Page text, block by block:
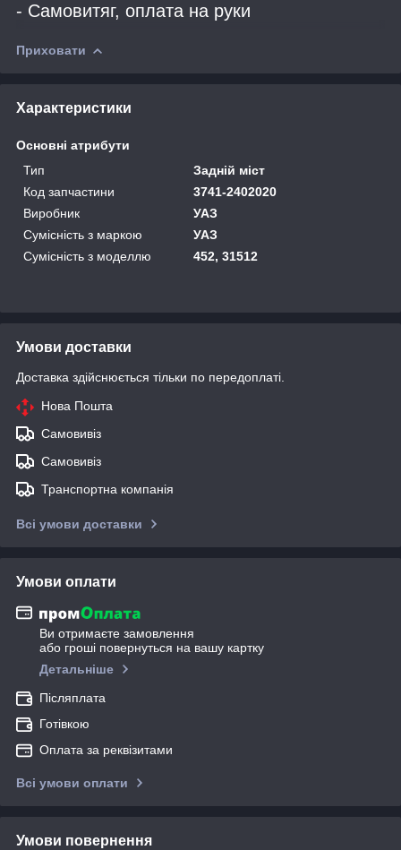
- Самовитяг, оплата на руки
Приховати
Характеристики
Основні атрибути
Тип
Задній міст
Код запчастини
3741-2402020
Виробник
УАЗ
Сумісність з маркою
УАЗ
Сумісність з моделлю
452, 31512
Умови доставки
Доставка здійснюється тільки по передоплаті.
Нова Пошта
Самовивіз
Самовивіз
Транспортна компанія
Всі умови доставки
Умови оплати
Ви отримаєте замовлення
або гроші повернуться на вашу картку
Детальніше
Післяплата
Готівкою
Оплата за реквізитами
Всі умови оплати
Умови повернення